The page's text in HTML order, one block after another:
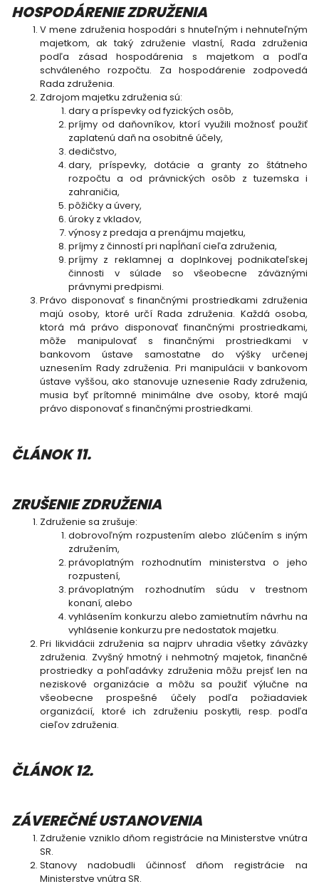
HOSPODÁRENIE ZDRUŽENIA
V mene združenia hospodári s hnuteľným i nehnuteľným
majetkom, ak taký združenie vlastní, Rada združenia
podľa zásad hospodárenia s majetkom a podľa
schváleného rozpočtu. Za hospodárenie zodpovedá
Rada združenia.
Zdrojom majetku združenia sú:
dary a príspevky od fyzických osôb,
príjmy od daňovníkov, ktorí využili možnosť použiť
zaplatenú daň na osobitné účely,
dedičstvo,
dary, príspevky, dotácie a granty zo štátneho
rozpočtu a od právnických osôb z tuzemska i
zahraničia,
pôžičky a úvery,
úroky z vkladov,
výnosy z predaja a prenájmu majetku,
príjmy z činností pri napĺňaní cieľa združenia,
príjmy z reklamnej a doplnkovej podnikateľskej
činnosti v súlade so všeobecne záväznými
právnymi predpismi.
Právo disponovať s finančnými prostriedkami združenia
majú osoby, ktoré určí Rada združenia. Každá osoba,
ktorá má právo disponovať finančnými prostriedkami,
môže manipulovať s finančnými prostriedkami v
bankovom ústave samostatne do výšky určenej
uznesením Rady združenia. Pri manipulácii v bankovom
ústave vyššou, ako stanovuje uznesenie Rady združenia,
musia byť prítomné minimálne dve osoby, ktoré majú
právo disponovať s finančnými prostriedkami.
ČLÁNOK 11.
ZRUŠENIE ZDRUŽENIA
Združenie sa zrušuje:
dobrovoľným rozpustením alebo zlúčením s iným
združením,
právoplatným rozhodnutím ministerstva o jeho
rozpustení,
právoplatným rozhodnutím súdu v trestnom
konaní, alebo
vyhlásením konkurzu alebo zamietnutím návrhu na
vyhlásenie konkurzu pre nedostatok majetku.
Pri likvidácii združenia sa najprv uhradia všetky záväzky
združenia. Zvyšný hmotný i nehmotný majetok, finančné
prostriedky a pohľadávky združenia môžu prejsť len na
neziskové organizácie a môžu sa použiť výlučne na
všeobecne prospešné účely podľa požiadaviek
organizácií, ktoré ich združeniu poskytli, resp. podľa
cieľov združenia.
ČLÁNOK 12.
ZÁVEREČNÉ USTANOVENIA
Združenie vzniklo dňom registrácie na Ministerstve vnútra
SR.
Stanovy nadobudli účinnosť dňom registrácie na
Ministerstve vnútra SR.